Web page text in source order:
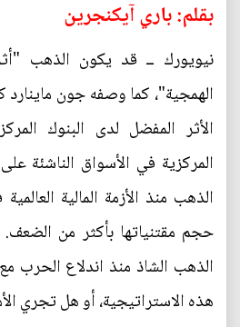
بقلم: باري آيكنجرين
نيويورك ــ قد يكون الذهب
الهمجية"، كما وصفه جون ماينارد
الأثر المفضل لدى البنوك
المركزية في الأسواق الناشئة
حجم مقتنياتها بأكثر من
الذهب الشاذ منذ اندلاع الحرب
هذه الاستراتيجية، أو هل تجري